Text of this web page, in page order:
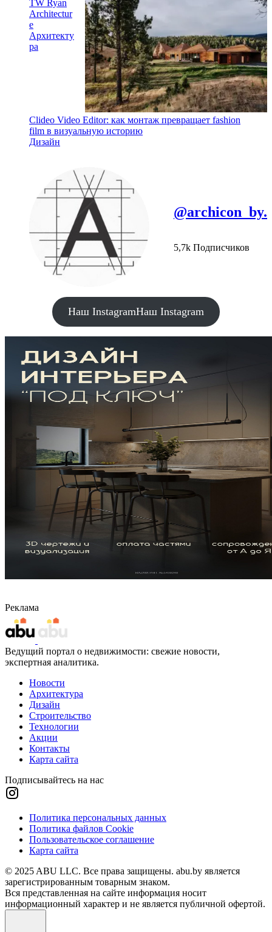
TW Ryan
Architectur
e
Архитекту
ра
Clideo Video Editor: как монтаж превращает fashion
film в визуальную историю
Дизайн
@archicon_by.
5,7k Подписчиков
Наш InstagramНаш Instagram
Реклама
Ведущий портал о недвижимости: свежие новости,
экспертная аналитика.
Новости
Архитектура
Дизайн
Строительство
Технологии
Акции
Контакты
Карта сайта
Подписывайтесь на нас
Политика персональных данных
Политика файлов Cookie
Пользовательское соглашение
Карта сайта
© 2025 ABU LLC. Все права защищены. abu.by является
зарегистрированным товарным знаком.
Вся представленная на сайте информация носит
информационный характер и не является публичной офертой.